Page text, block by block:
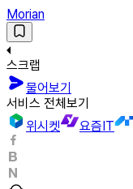
Morian
스크랩
물어보기
서비스 전체보기
위시켓
요즘IT